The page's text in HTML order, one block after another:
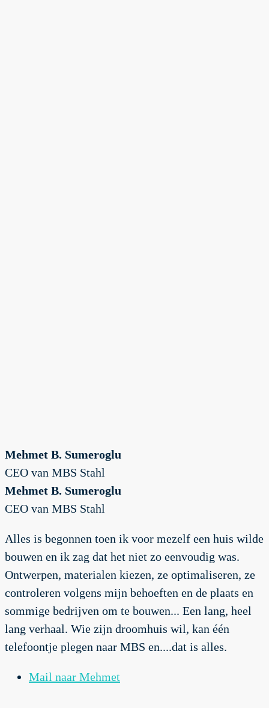
Mehmet B. Sumeroglu
CEO van MBS Stahl
Mehmet B. Sumeroglu
CEO van MBS Stahl
Alles is begonnen toen ik voor mezelf een huis wilde
bouwen en ik zag dat het niet zo eenvoudig was.
Ontwerpen, materialen kiezen, ze optimaliseren, ze
controleren volgens mijn behoeften en de plaats en
sommige bedrijven om te bouwen... Een lang, heel
lang verhaal. Wie zijn droomhuis wil, kan één
telefoontje plegen naar MBS en....dat is alles.
Mail naar Mehmet